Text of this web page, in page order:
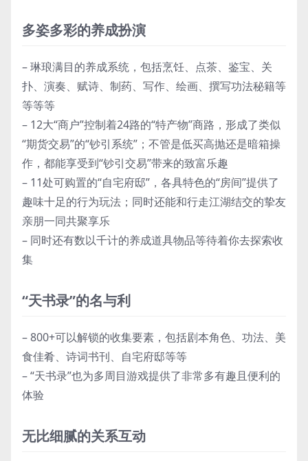
多姿多彩的养成扮演
– 琳琅满目的养成系统，包括烹饪、点茶、鉴宝、关
扑、演奏、赋诗、制药、写作、绘画、撰写功法秘籍等
等等等
– 12大“商户”控制着24路的“特产物”商路，形成了类似
“期货交易”的“钞引系统”；不管是低买高抛还是暗箱操
作，都能享受到“钞引交易”带来的致富乐趣
– 11处可购置的“自宅府邸”，各具特色的“房间”提供了
趣味十足的行为玩法；同时还能和行走江湖结交的挚友
亲朋一同共聚享乐
– 同时还有数以千计的养成道具物品等待着你去探索收
集
“天书录”的名与利
– 800+可以解锁的收集要素，包括剧本角色、功法、美
食佳肴、诗词书刊、自宅府邸等等
– “天书录”也为多周目游戏提供了非常多有趣且便利的
体验
无比细腻的关系互动